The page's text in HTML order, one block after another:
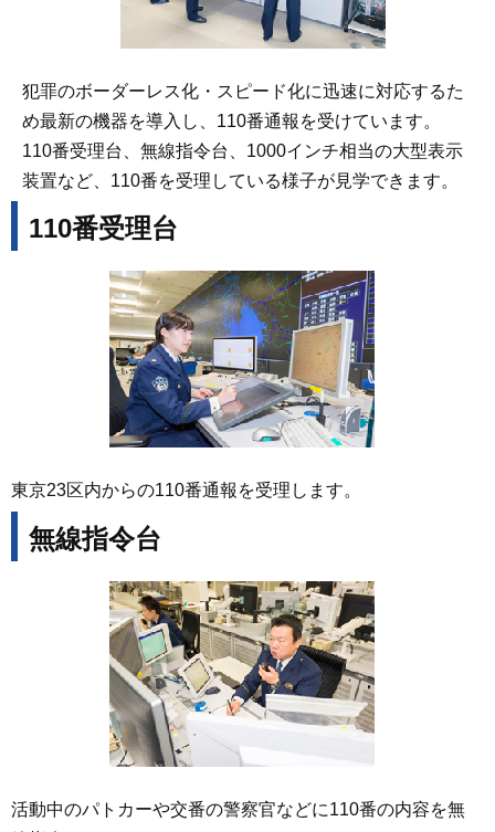
犯罪のボーダーレス化・スピード化に迅速に対応するた
め最新の機器を導入し、110番通報を受けています。
110番受理台、無線指令台、1000インチ相当の大型表示
装置など、110番を受理している様子が見学できます。
110番受理台
東京23区内からの110番通報を受理します。
無線指令台
活動中のパトカーや交番の警察官などに110番の内容を無